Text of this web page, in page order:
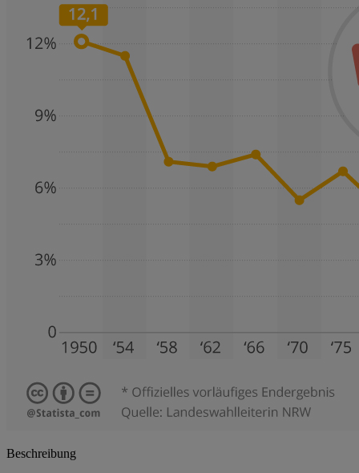
Beschreibung